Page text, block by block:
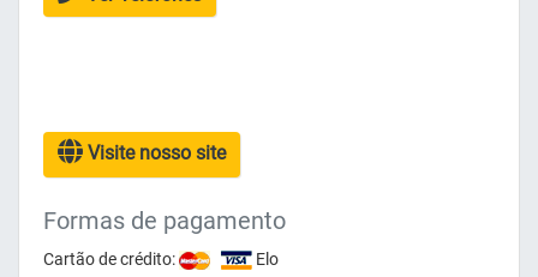
Visite nosso site
Formas de pagamento
Cartão de crédito:
Elo